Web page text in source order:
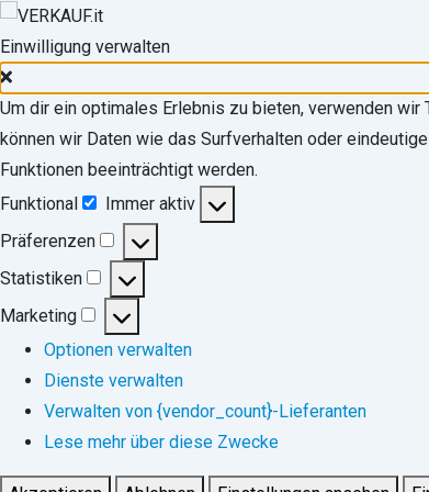
Einwilligung verwalten
Um dir ein optimales Erlebnis zu bieten, verwenden
können wir Daten wie das Surfverhalten oder
Funktionen beeinträchtigt werden.
Funktional
Funktional
Immer aktiv
Präferenzen
Präferenzen
Statistiken
Statistiken
Marketing
Marketing
Optionen verwalten
Dienste verwalten
Verwalten von {vendor_count}-Lieferanten
Lese mehr über diese Zwecke